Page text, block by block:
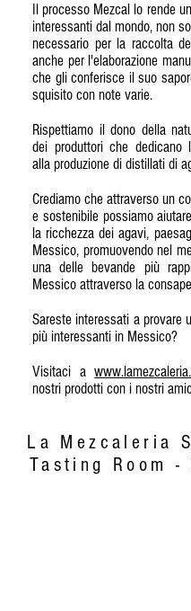
Il processo Mezcal lo rende
interessanti dal mondo, non
necessario per la raccolta
anche per l'elaborazione
che gli conferisce il suo
squisito con note varie.
Rispettiamo il dono della
dei produttori che dedicano
alla produzione di distillati di
Crediamo che attraverso un
e sostenibile possiamo
la ricchezza dei agavi,
Messico, promuovendo nel
una delle bevande più
Messico attraverso la
Sareste interessati a provare
più interessanti in Messico?
Visitaci a
nostri prodotti con i nostri
La Mezcaleria
Tasting Room -